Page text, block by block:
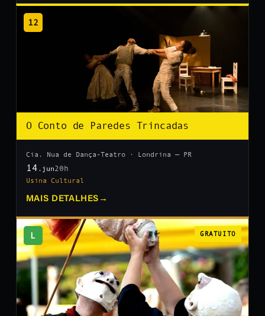
12
O Conto de Paredes Trincadas
Cia. Nua de Dança-Teatro · Londrina — PR
14 .jun20h
Usina Cultural
MAIS DETALHES →
L GRATUITO